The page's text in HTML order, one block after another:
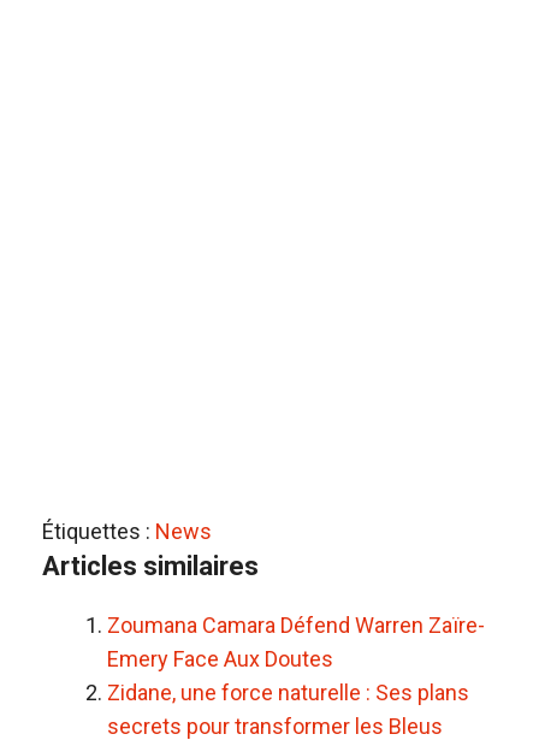
Étiquettes : News
Articles similaires
Zoumana Camara Défend Warren Zaïre-
Emery Face Aux Doutes
Zidane, une force naturelle : Ses plans
secrets pour transformer les Bleus